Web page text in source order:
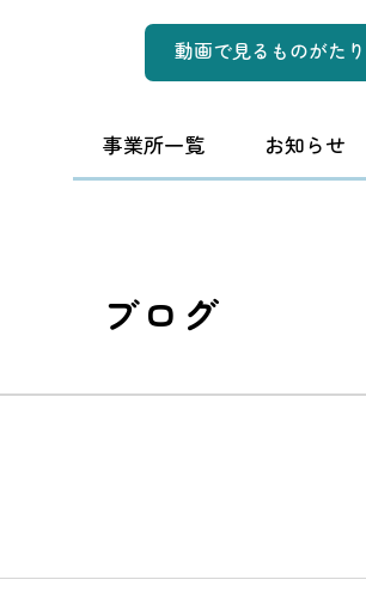
動画で見るものがたり
事業所一覧 お知らせ
ブログ